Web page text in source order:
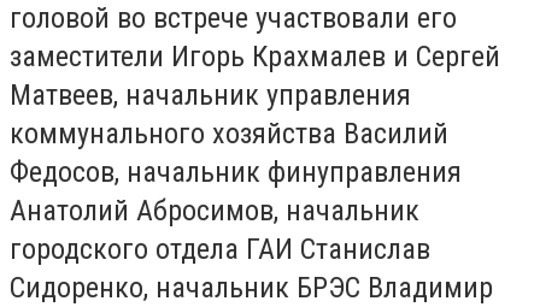
головой во встрече участвовали его
заместители Игорь Крахмалев и Сергей
Матвеев, начальник управления
коммунального хозяйства Василий
Федосов, начальник финуправления
Анатолий Абросимов, начальник
городского отдела ГАИ Станислав
Сидоренко, начальник БРЭС Владимир